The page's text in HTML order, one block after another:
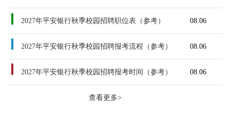
2027年平安银行秋季校园招聘职位表（参考） 08.06
2027年平安银行秋季校园招聘报考流程（参考） 08.06
2027年平安银行秋季校园招聘报考时间（参考） 08.06
查看更多>